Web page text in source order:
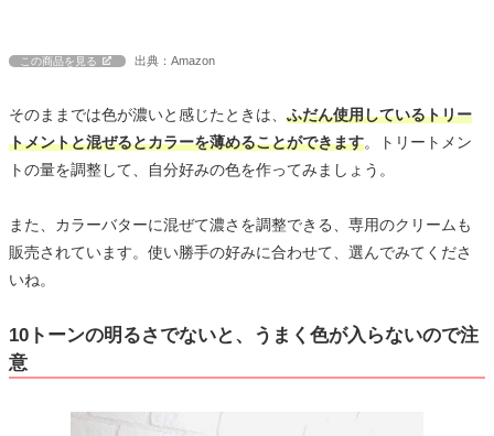
この商品を見る 出典：Amazon
そのままでは色が濃いと感じたときは、 ふだん使用しているトリー
トメントと混ぜるとカラーを薄めることができます。トリートメン
トの量を調整して、自分好みの色を作ってみましょう。
また、カラーバターに混ぜて濃さを調整できる、専用のクリームも
販売されています。使い勝手の好みに合わせて、選んでみてくださ
いね。
10トーンの明るさでないと、うまく色が入らないので注
意